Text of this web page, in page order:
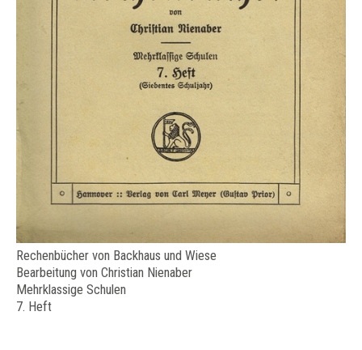
Rechenbücher von Backhaus und Wiese
Bearbeitung von Christian Nienaber
Mehrklassige Schulen
7. Heft